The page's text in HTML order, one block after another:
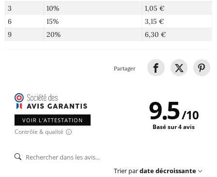
3
10%
1,05 €
6
15%
3,15 €
9
20% 6,30 €
Partager
VOIR L'ATTESTATION
Contrôle & qualité
9.5/10
Basé sur 4 avis
Trier pardate décroissante